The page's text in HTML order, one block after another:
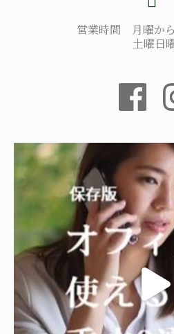
営業時間 月曜から
土曜日曜祝